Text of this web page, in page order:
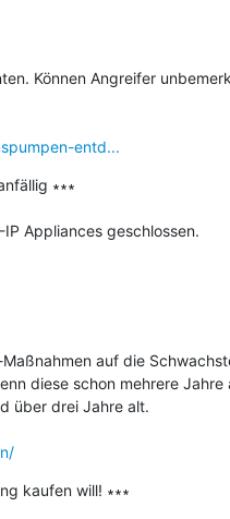
Können Angreifer
entd...
∗∗∗
Appliances geschlossen.
auf die
diese schon mehrere Jahre
über drei Jahre alt.
kaufen will! ∗∗∗